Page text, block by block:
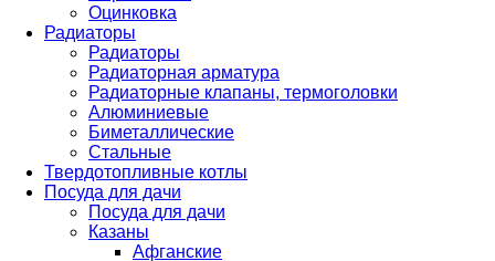
Оцинковка
Радиаторы
Радиаторы
Радиаторная арматура
Радиаторные клапаны, термоголовки
Алюминиевые
Биметаллические
Стальные
Твердотопливные котлы
Посуда для дачи
Посуда для дачи
Казаны
Афганские